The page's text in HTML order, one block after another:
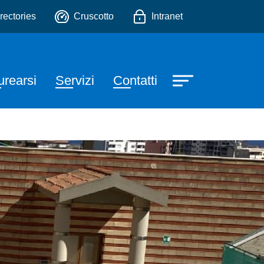
Preventive e
Cruscotto Intranet
Servizi Contatti